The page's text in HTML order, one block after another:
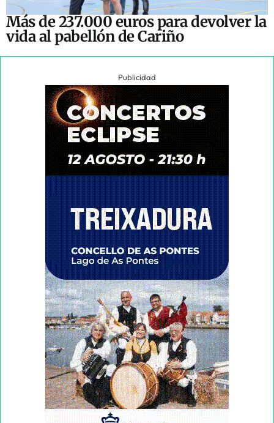
Más de 237.000 euros para devolver la
vida al pabellón de Cariño
Publicidad